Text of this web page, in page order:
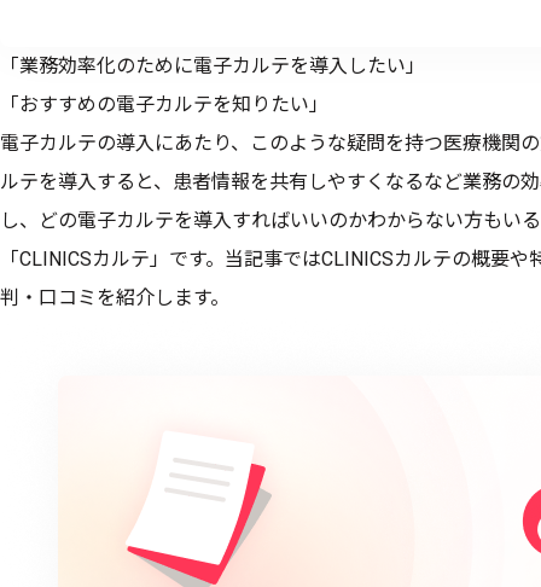
「業務効率化のために電子カルテを導入したい」
「おすすめの電子カルテを知りたい」
電子カルテの導入にあたり、このような疑問を持つ医療機関
ルテを導入すると、患者情報を共有しやすくなるなど業務の
し、どの電子カルテを導入すればいいのかわからない方もい
「CLINICSカルテ」です。当記事ではCLINICSカルテの概要
判・口コミを紹介します。